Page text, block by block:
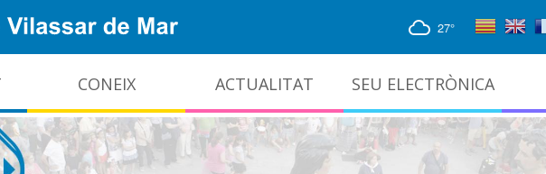
27°
CONEIX ACTUALITAT SEU ELECTRÒNICA